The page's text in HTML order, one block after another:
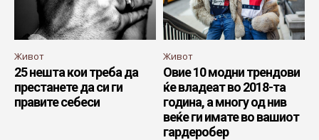
Живот
25 нешта кои треба да
престанете да си ги
правите себеси
Живот
Овие 10 модни трендови
ќе владеат во 2018-та
година, а многу од нив
веќе ги имате во вашиот
гардеробер